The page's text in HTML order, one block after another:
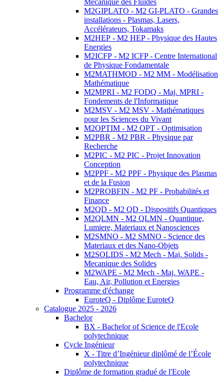
Mecanique des Fluides
M2GIPLATO - M2 GI-PLATO - Grandes
installations - Plasmas, Lasers,
Accélérateurs, Tokamaks
M2HEP - M2 HEP - Physique des Hautes
Energies
M2ICFP - M2 ICFP - Centre International
de Physique Fondamentale
M2MATHMOD - M2 MM - Modélisation
Mathématique
M2MPRI - M2 FODQ - Maj. MPRI -
Fondements de l'Informatique
M2MSV - M2 MSV - Mathématiques
pour les Sciences du Vivant
M2OPTIM - M2 OPT - Optimisation
M2PBR - M2 PBR - Physique par
Recherche
M2PIC - M2 PIC - Projet Innovation
Conception
M2PPF - M2 PPF - Physique des Plasmas
et de la Fusion
M2PROBFIN - M2 PF - Probabilités et
Finance
M2QD - M2 QD - Dispositifs Quantiques
M2QLMN - M2 QLMN - Quantique,
Lumiere, Materiaux et Nanosciences
M2SMNO - M2 SMNO - Science des
Materiaux et des Nano-Objets
M2SOLIDS - M2 Mech - Maj. Solids -
Mecanique des Solides
M2WAPE - M2 Mech - Maj. WAPE -
Eau, Air, Pollution et Energies
Programme d'échange
EuroteQ - Diplôme EuroteQ
Catalogue 2025 - 2026
Bachelor
BX - Bachelor of Science de l'Ecole
polytechnique
Cycle Ingénieur
X - Titre d’Ingénieur diplômé de l’École
polytechnique
Diplôme de formation gradué de l'Ecole